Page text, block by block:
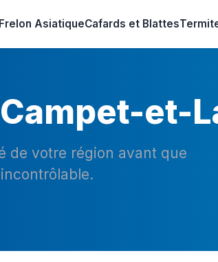
Frelon AsiatiqueCafards et Blattes
et-
de votre région avant que